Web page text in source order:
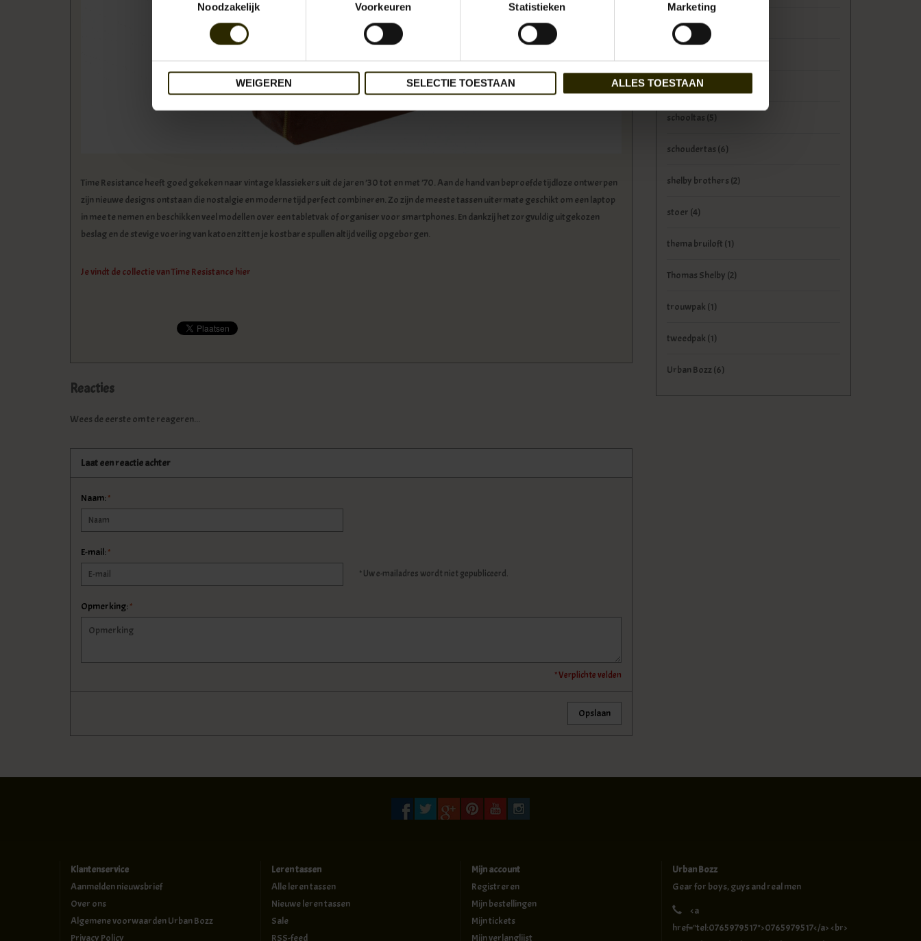
Noodzakelijk
Voorkeuren Statistieken Marketing
WEIGEREN SELECTIE TOESTAAN ALLES TOESTAAN
Time Resistance heeft goed gekeken naar vintage klassiekers uit de jaren ’30 tot en met ’70. Aan de hand van beproefde tijdloze ontwerpen
zijn nieuwe designs ontstaan die nostalgie en moderne tijd perfect combineren. Zo zijn de meeste tassen uitermate geschikt om een laptop
in mee te nemen en beschikken veel modellen over een tabletvak of organiser voor smartphones. En dankzij het zorgvuldig uitgekozen
beslag en de stevige voering van katoen zitten je kostbare spullen altijd veilig opgeborgen.
Je vindt de collectie van Time Resistance hier
Reacties
Wees de eerste om te reageren...
Laat een reactie achter
Naam:*
E-mail:*
* Uw e-mailadres wordt niet gepubliceerd.
Opmerking:*
* Verplichte velden
Opslaan
Peaky Blinders
Ruitertassen
schooltas (5)
schoudertas (6)
shelby brothers (2)
stoer (4)
thema bruiloft (1)
Thomas Shelby (2)
trouwpak (1)
tweedpak (1)
Urban Bozz (6)
Klantenservice
Aanmelden nieuwsbrief
Over ons
Algemene voorwaarden Urban Bozz
Privacy Policy
Leren tassen
Alle leren tassen
Nieuwe leren tassen
Sale
RSS-feed
Mijn account
Registreren
Mijn bestellingen
Mijn tickets
Mijn verlanglijst
Urban Bozz
Gear for boys, guys and real men
<a
href="tel:0765979517">0765979517</a> <br>